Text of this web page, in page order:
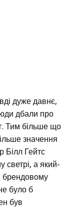
дуже давнє,
дбали про
Тим більше що
значення
Білл Гейтс
светрі, а який-
брендовому
було б
був